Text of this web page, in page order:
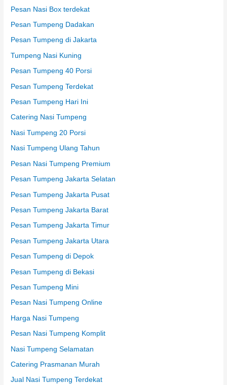
Pesan Nasi Box terdekat
Pesan Tumpeng Dadakan
Pesan Tumpeng di Jakarta
Tumpeng Nasi Kuning
Pesan Tumpeng 40 Porsi
Pesan Tumpeng Terdekat
Pesan Tumpeng Hari Ini
Catering Nasi Tumpeng
Nasi Tumpeng 20 Porsi
Nasi Tumpeng Ulang Tahun
Pesan Nasi Tumpeng Premium
Pesan Tumpeng Jakarta Selatan
Pesan Tumpeng Jakarta Pusat
Pesan Tumpeng Jakarta Barat
Pesan Tumpeng Jakarta Timur
Pesan Tumpeng Jakarta Utara
Pesan Tumpeng di Depok
Pesan Tumpeng di Bekasi
Pesan Tumpeng Mini
Pesan Nasi Tumpeng Online
Harga Nasi Tumpeng
Pesan Nasi Tumpeng Komplit
Nasi Tumpeng Selamatan
Catering Prasmanan Murah
Jual Nasi Tumpeng Terdekat